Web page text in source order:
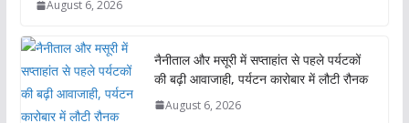
August 6, 2026
नैनीताल और मसूरी में सप्ताहांत से पहले पर्यटकों
की बढ़ी आवाजाही, पर्यटन कारोबार में लौटी रौनक
August 6, 2026